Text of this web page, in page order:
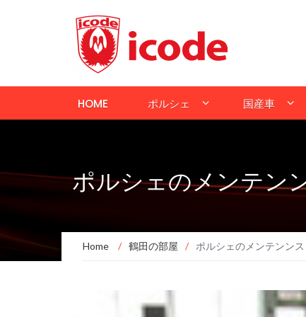
HOME ポルシェ 国産車
ポルシェのメンテン
Home / 鶴田の部屋 / ポルシェのメンテンンス